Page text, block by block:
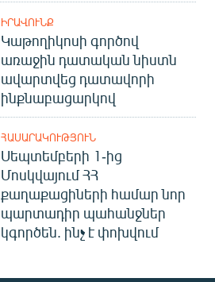
ԻՐԱՎՈՒՆՔ
Կաթողիկոսի գործով
առաջին դատական նիստն
ավարտվեց դատավորի
ինքնաբացարկով
ՀԱՍԱՐԱԿՈՒԹՅՈՒՆ
Սեպտեմբերի 1-ից
Մոսկվայում ՀՀ
քաղաքացիների համար նոր
պարտադիր պահանջներ
կգործեն. ինչ է փոխվում